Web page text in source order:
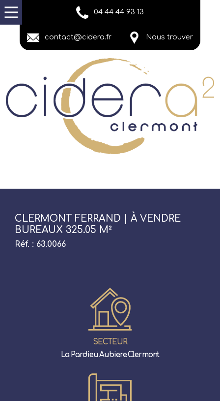
04 44 44 93 13
contact@cidera.fr Nous trouver
CLERMONT FERRAND | À VENDRE
BUREAUX 325.05 M²
Réf. : 63.0066
SECTEUR
La Pardieu Aubiere Clermont